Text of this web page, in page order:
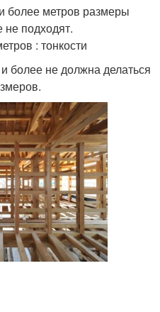
более метров размеры
не подходят.
: тонкости
более не должна делаться